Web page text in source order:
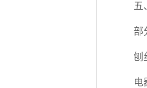
五、
部分
刨丝
电器